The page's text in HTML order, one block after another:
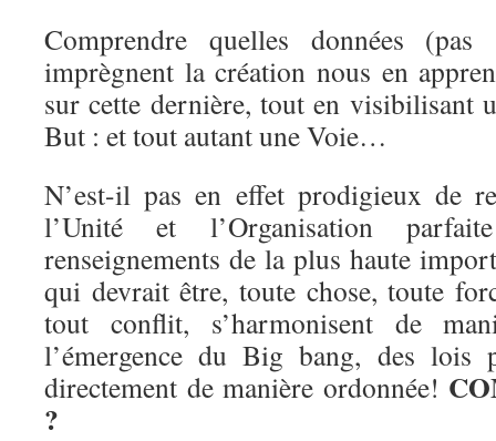
Comprendre quelles données (pas
imprègnent la création nous en
sur cette dernière, tout en visibilisant
But : et tout autant une Voie…
N’est-il pas en effet prodigieux de
l’Unité et l’Organisation
renseignements de la plus haute
qui devrait être, toute chose, toute
tout conflit, s’harmonisent de
l’émergence du Big bang, des lois
directement de manière ordonnée!
?